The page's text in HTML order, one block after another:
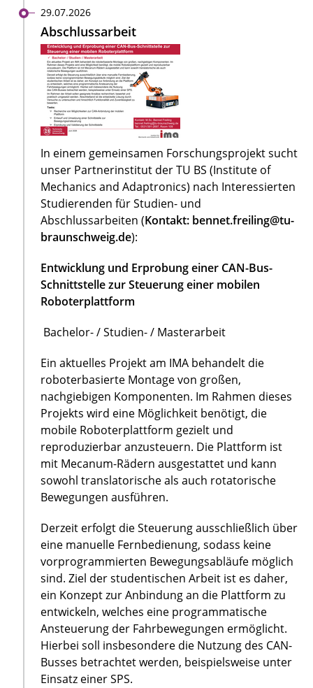
29.07.2026
Abschlussarbeit
In einem gemeinsamen Forschungsprojekt sucht
unser Partnerinstitut der TU BS (Institute of
Mechanics and Adaptronics) nach Interessierten
Studierenden für Studien- und
Abschlussarbeiten (Kontakt: bennet.freiling@tu-
braunschweig.de):
Entwicklung und Erprobung einer CAN-Bus-
Schnittstelle zur Steuerung einer mobilen
Roboterplattform
Bachelor- / Studien- / Masterarbeit
Ein aktuelles Projekt am IMA behandelt die
roboterbasierte Montage von großen,
nachgiebigen Komponenten. Im Rahmen dieses
Projekts wird eine Möglichkeit benötigt, die
mobile Roboterplattform gezielt und
reproduzierbar anzusteuern. Die Plattform ist
mit Mecanum-Rädern ausgestattet und kann
sowohl translatorische als auch rotatorische
Bewegungen ausführen.
Derzeit erfolgt die Steuerung ausschließlich über
eine manuelle Fernbedienung, sodass keine
vorprogrammierten Bewegungsabläufe möglich
sind. Ziel der studentischen Arbeit ist es daher,
ein Konzept zur Anbindung an die Plattform zu
entwickeln, welches eine programmatische
Ansteuerung der Fahrbewegungen ermöglicht.
Hierbei soll insbesondere die Nutzung des CAN-
Busses betrachtet werden, beispielsweise unter
Einsatz einer SPS.